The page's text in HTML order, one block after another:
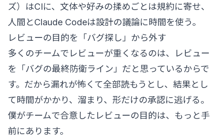
ズ）はCIに、文体や好みの揉めごとは規約に寄せ、
人間とClaude Codeは設計の議論に時間を使う。
レビューの目的を「バグ探し」から外す
多くのチームでレビューが重くなるのは、レビュー
を「バグの最終防衛ライン」だと思っているからで
す。だから漏れが怖くて全部読もうとし、結果とし
て時間がかかり、溜まり、形だけの承認に逃げる。
僕がチームで合意したレビューの目的は、もっと手
前にあります。